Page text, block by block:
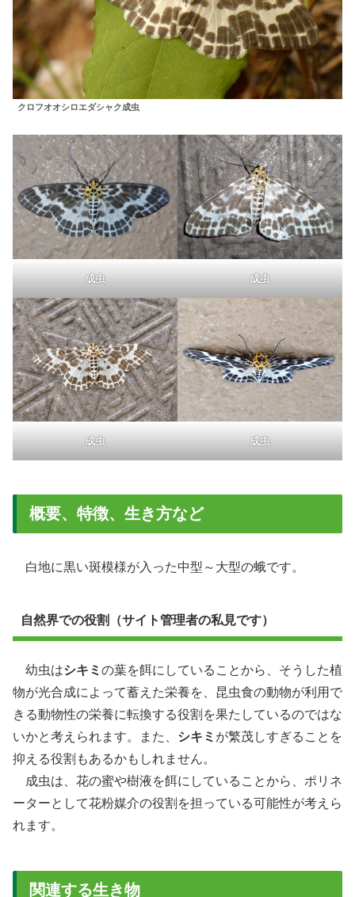
クロフオオシロエダシャク成虫
成虫 成虫
成虫 成虫
概要、特徴、生き方など
白地に黒い斑模様が入った中型～大型の蛾です。
自然界での役割（サイト管理者の私見です）
幼虫はシキミ の葉を餌にしていることから、そうした植
物が光合成によって蓄えた栄養を、昆虫食の動物が利用で
きる動物性の栄養に転換する役割を果たしているのではな
いかと考えられます。また、 シキミ が繁茂しすぎることを
抑える役割もあるかもしれません。
成虫は、花の蜜や樹液を餌にしていることから、ポリネ
ーターとして花粉媒介の役割を担っている可能性が考えら
れます。
関連する生き物